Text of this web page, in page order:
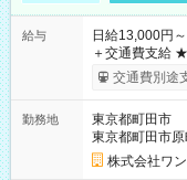
給与
日給13,000円～
＋交通費支給 ★交通費全額支給！ ┗案件により規定あり ★日払
いOK！（規定
ンビニATMから 日
交通費別途
勤務地
東京都町田市
東京都町田市原
株式会社ワ